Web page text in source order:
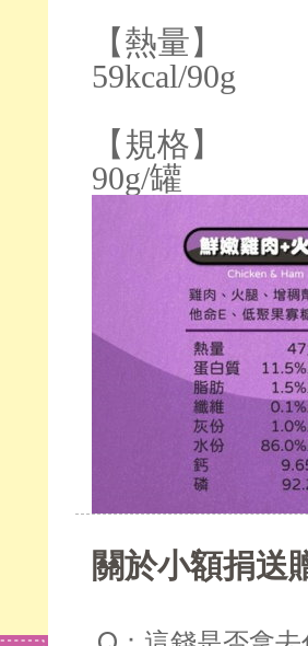
【熱量】
59kcal/90g
【規格】
90g/罐
關於小額捐送